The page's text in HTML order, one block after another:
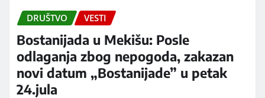
DRUŠTVO VESTI
Bostanijada u Mekišu: Posle
odlaganja zbog nepogoda, zakazan
novi datum „Bostanijade” u petak
24.jula